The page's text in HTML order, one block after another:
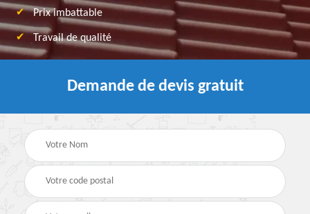
Prix imbattable
Travail de qualité
Demande de devis gratuit